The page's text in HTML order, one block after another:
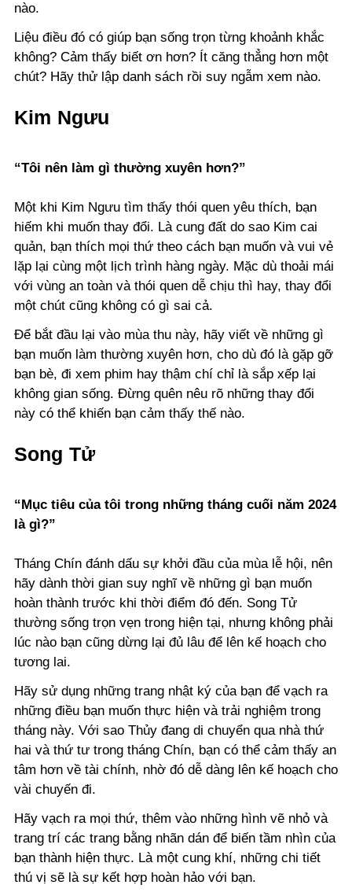
nào.
Liệu điều đó có giúp bạn sống trọn từng khoảnh khắc
không? Cảm thấy biết ơn hơn? Ít căng thẳng hơn một
chút? Hãy thử lập danh sách rồi suy ngẫm xem nào.
Kim Ngưu
“Tôi nên làm gì thường xuyên hơn?”
Một khi Kim Ngưu tìm thấy thói quen yêu thích, bạn
hiếm khi muốn thay đổi. Là cung đất do sao Kim cai
quản, bạn thích mọi thứ theo cách bạn muốn và vui vẻ
lặp lại cùng một lịch trình hàng ngày. Mặc dù thoải mái
với vùng an toàn và thói quen dễ chịu thì hay, thay đổi
một chút cũng không có gì sai cả.
Để bắt đầu lại vào mùa thu này, hãy viết về những gì
bạn muốn làm thường xuyên hơn, cho dù đó là gặp gỡ
bạn bè, đi xem phim hay thậm chí chỉ là sắp xếp lại
không gian sống. Đừng quên nêu rõ những thay đổi
này có thể khiến bạn cảm thấy thế nào.
Song Tử
“Mục tiêu của tôi trong những tháng cuối năm 2024
là gì?”
Tháng Chín đánh dấu sự khởi đầu của mùa lễ hội, nên
hãy dành thời gian suy nghĩ về những gì bạn muốn
hoàn thành trước khi thời điểm đó đến. Song Tử
thường sống trọn vẹn trong hiện tại, nhưng không phải
lúc nào bạn cũng dừng lại đủ lâu để lên kế hoạch cho
tương lai.
Hãy sử dụng những trang nhật ký của bạn để vạch ra
những điều bạn muốn thực hiện và trải nghiệm trong
tháng này. Với sao Thủy đang di chuyển qua nhà thứ
hai và thứ tư trong tháng Chín, bạn có thể cảm thấy an
tâm hơn về tài chính, nhờ đó dễ dàng lên kế hoạch cho
vài chuyến đi.
Hãy vạch ra mọi thứ, thêm vào những hình vẽ nhỏ và
trang trí các trang bằng nhãn dán để biến tầm nhìn của
bạn thành hiện thực. Là một cung khí, những chi tiết
thú vị sẽ là sự kết hợp hoàn hảo với bạn.